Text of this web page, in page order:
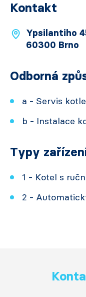
Kontakt
Ypsilantiho
60300 Brno
Odborná
a - Servis kotle
b - Instalace
Typy
1 - Kotel s
2 -